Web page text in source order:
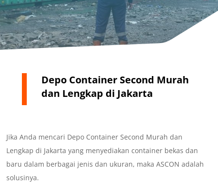
Depo Container Second Murah
dan Lengkap di Jakarta
Jika Anda mencari Depo Container Second Murah dan
Lengkap di Jakarta yang menyediakan container bekas dan
baru dalam berbagai jenis dan ukuran, maka ASCON adalah
solusinya.